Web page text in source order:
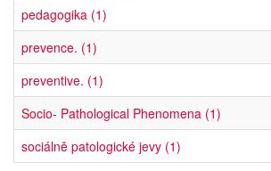
pedagogika (1)
prevence. (1)
preventive. (1)
Socio- Pathological Phenomena (1)
sociálně patologické jevy (1)